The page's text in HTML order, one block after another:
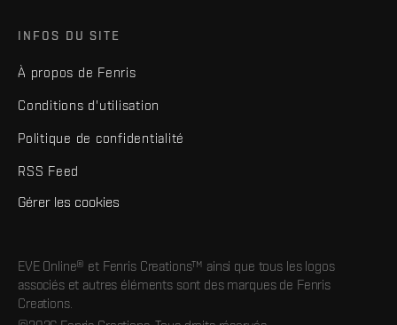
INFOS DU SITE
À propos de Fenris
Conditions d'utilisation
Politique de confidentialité
RSS Feed
Gérer les cookies
EVE Online® et Fenris Creations™ ainsi que tous les logos
associés et autres éléments sont des marques de Fenris
Creations.